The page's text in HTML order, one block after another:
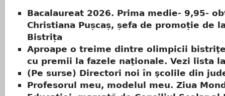
Bacalaureat 2026. Prima medie- 9,95-
Christiana Pușcaș, șefa de promoție de
Bistrița
Aproape o treime dintre olimpicii
cu premii la fazele naţionale. Vezi lista
(Pe surse) Directori noi în şcolile din
Profesorul meu, modelul meu. Ziua